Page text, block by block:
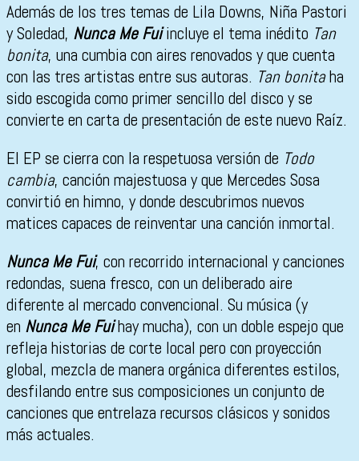
Además de los tres temas de Lila Downs, Niña Pastori
y Soledad, Nunca Me Fuiincluye el tema inédito Tan
bonita, una cumbia con aires renovados y que cuenta
con las tres artistas entre sus autoras. Tan bonitaha
sido escogida como primer sencillo del disco y se
convierte en carta de presentación de este nuevo Raíz.
El EP se cierra con la respetuosa versión de Todo
cambia, canción majestuosa y que Mercedes Sosa
convirtió en himno, y donde descubrimos nuevos
matices capaces de reinventar una canción inmortal.
Nunca Me Fui, con recorrido internacional y canciones
redondas, suena fresco, con un deliberado aire
diferente al mercado convencional. Su música (y
en Nunca Me Fuihay mucha), con un doble espejo que
refleja historias de corte local pero con proyección
global, mezcla de manera orgánica diferentes estilos,
desfilando entre sus composiciones un conjunto de
canciones que entrelaza recursos clásicos y sonidos
más actuales.